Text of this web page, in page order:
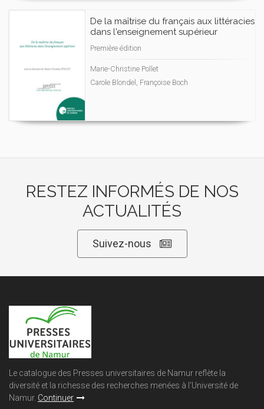
De la maîtrise du français aux littéracies
dans l'enseignement supérieur
Première édition
Marie-Christine Pollet
Carole Blondel, Françoise Boch
RESTEZ INFORMÉS DE NOS
ACTUALITÉS
Suivez-nous
Le catalogue des Presses universitaires de Namur reflète la
diversité et la richesse des recherches menées à l'Université de
Namur. Continuer